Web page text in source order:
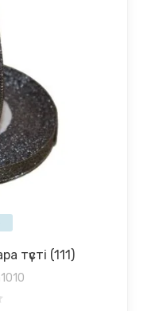
түсті (111)